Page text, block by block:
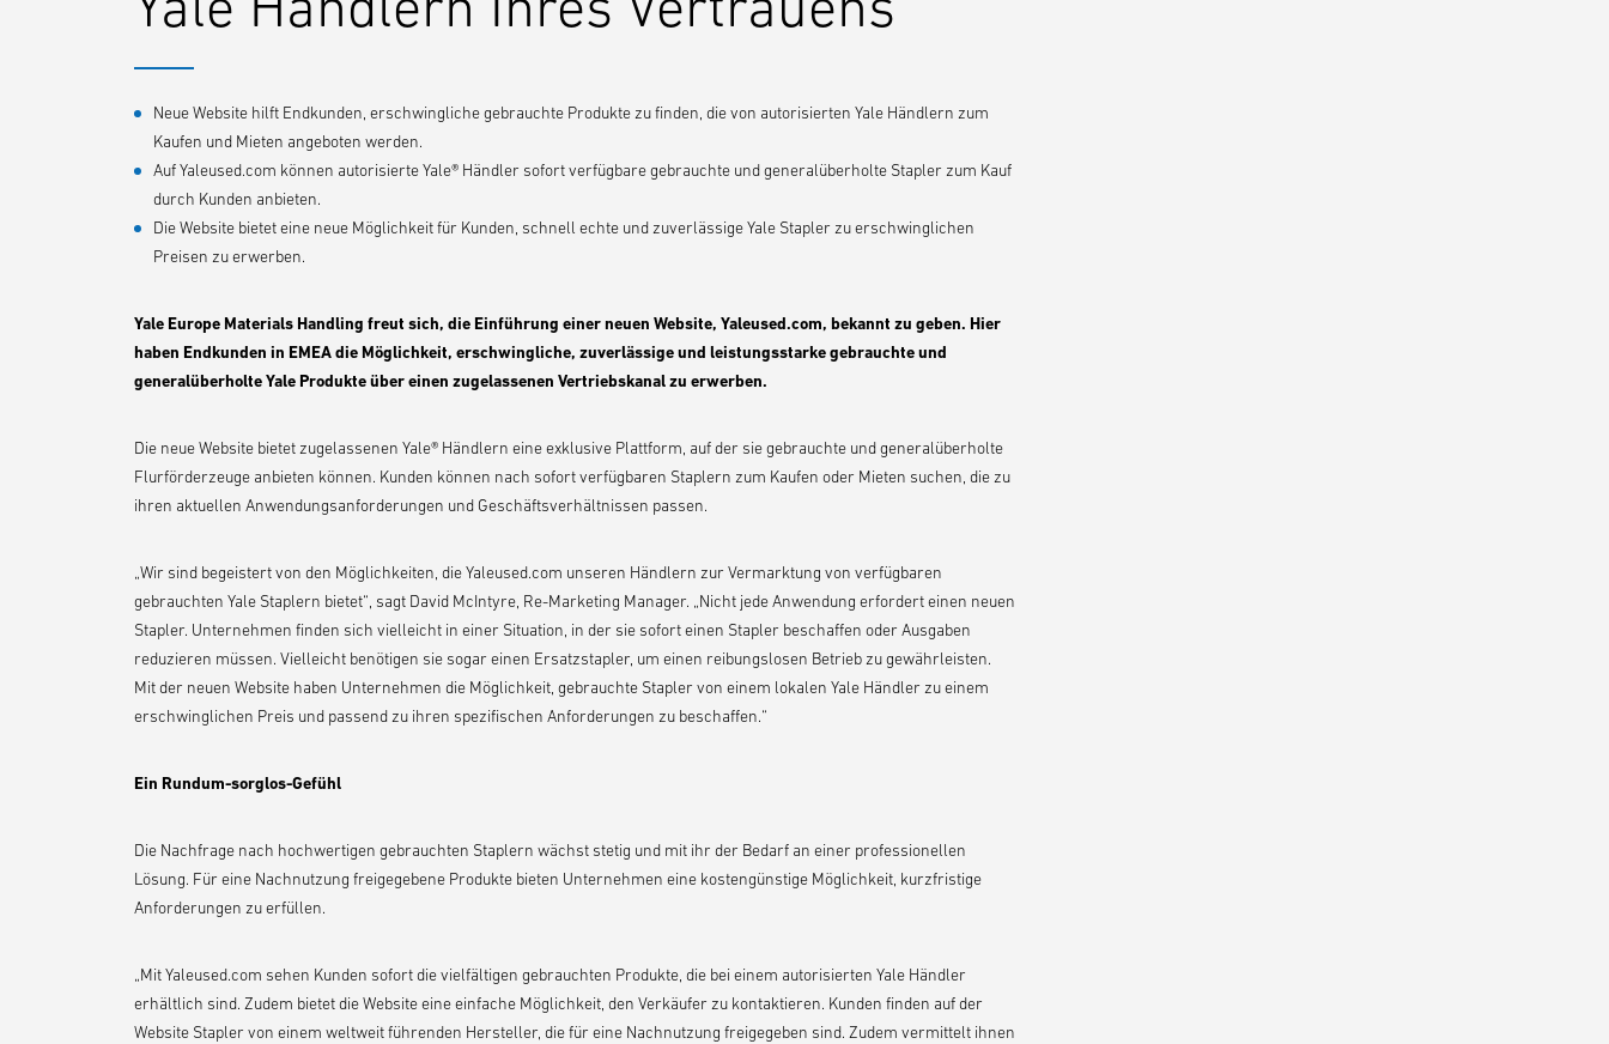
Neue Website hilft Endkunden, erschwingliche gebrauchte Produkte zu finden, die von autorisierten Yale Händlern zum
Kaufen und Mieten angeboten werden.
Auf Yaleused.com können autorisierte Yale® Händler sofort verfügbare gebrauchte und generalüberholte Stapler zum Kauf
durch Kunden anbieten.
Die Website bietet eine neue Möglichkeit für Kunden, schnell echte und zuverlässige Yale Stapler zu erschwinglichen
Preisen zu erwerben.
Yale Europe Materials Handling freut sich, die Einführung einer neuen Website, Yaleused.com, bekannt zu geben. Hier
haben Endkunden in EMEA die Möglichkeit, erschwingliche, zuverlässige und leistungsstarke gebrauchte und
generalüberholte Yale Produkte über einen zugelassenen Vertriebskanal zu erwerben.
Die neue Website bietet zugelassenen Yale® Händlern eine exklusive Plattform, auf der sie gebrauchte und generalüberholte
Flurförderzeuge anbieten können. Kunden können nach sofort verfügbaren Staplern zum Kaufen oder Mieten suchen, die zu
ihren aktuellen Anwendungsanforderungen und Geschäftsverhältnissen passen.
„Wir sind begeistert von den Möglichkeiten, die Yaleused.com unseren Händlern zur Vermarktung von verfügbaren
gebrauchten Yale Staplern bietet“, sagt David McIntyre, Re-Marketing Manager. „Nicht jede Anwendung erfordert einen neuen
Stapler. Unternehmen finden sich vielleicht in einer Situation, in der sie sofort einen Stapler beschaffen oder Ausgaben
reduzieren müssen. Vielleicht benötigen sie sogar einen Ersatzstapler, um einen reibungslosen Betrieb zu gewährleisten.
Mit der neuen Website haben Unternehmen die Möglichkeit, gebrauchte Stapler von einem lokalen Yale Händler zu einem
erschwinglichen Preis und passend zu ihren spezifischen Anforderungen zu beschaffen.“
Ein Rundum-sorglos-Gefühl
Die Nachfrage nach hochwertigen gebrauchten Staplern wächst stetig und mit ihr der Bedarf an einer professionellen
Lösung. Für eine Nachnutzung freigegebene Produkte bieten Unternehmen eine kostengünstige Möglichkeit, kurzfristige
Anforderungen zu erfüllen.
„Mit Yaleused.com sehen Kunden sofort die vielfältigen gebrauchten Produkte, die bei einem autorisierten Yale Händler
erhältlich sind. Zudem bietet die Website eine einfache Möglichkeit, den Verkäufer zu kontaktieren. Kunden finden auf der
Website Stapler von einem weltweit führenden Hersteller, die für eine Nachnutzung freigegeben sind. Zudem vermittelt ihnen